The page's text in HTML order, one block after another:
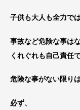
子供も大人も全力で
事故など危険な事は
くれぐれも自己責任
危険な事がない限り
必ず、